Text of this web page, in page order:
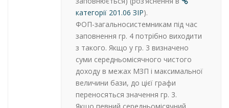
категорії 201.06 ЗІР).
ФОП-загальносистемникам під час
заповнення гр. 4 потрібно виходити
з такого. Якщо у гр. 3 визначено
суми середньомісячного чистого
доходу в межах МЗП і максимальної
величини бази, до цієї графи
переносяться значення гр. 3.